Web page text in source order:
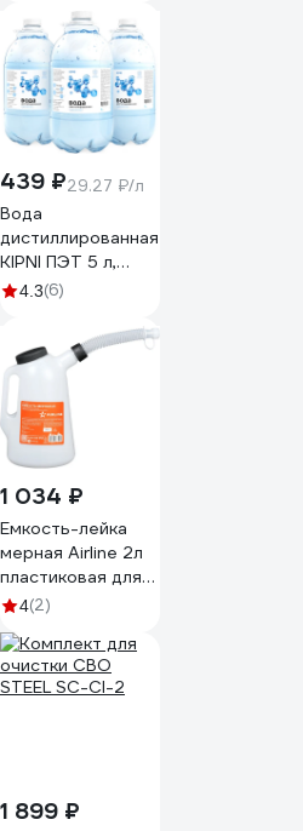
439 ₽29.27 ₽/л
Вода
дистиллированная
KIPNI ПЭТ 5 л,
набор 3 шт
4.3(6)
1 034 ₽
Емкость-лейка
мерная Airline 2л
пластиковая для
масла и тех. жидк.,
APFL002
4(2)
1 899 ₽